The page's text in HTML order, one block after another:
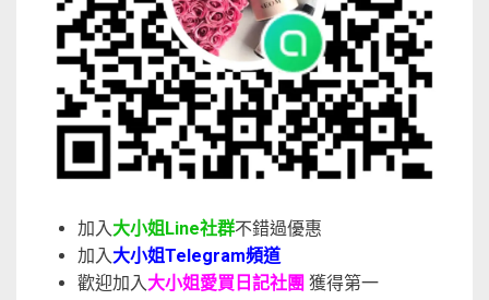
加入大小姐Line社群不錯過優惠
加入大小姐Telegram頻道
歡迎加入大小姐愛買日記社團 獲得第一